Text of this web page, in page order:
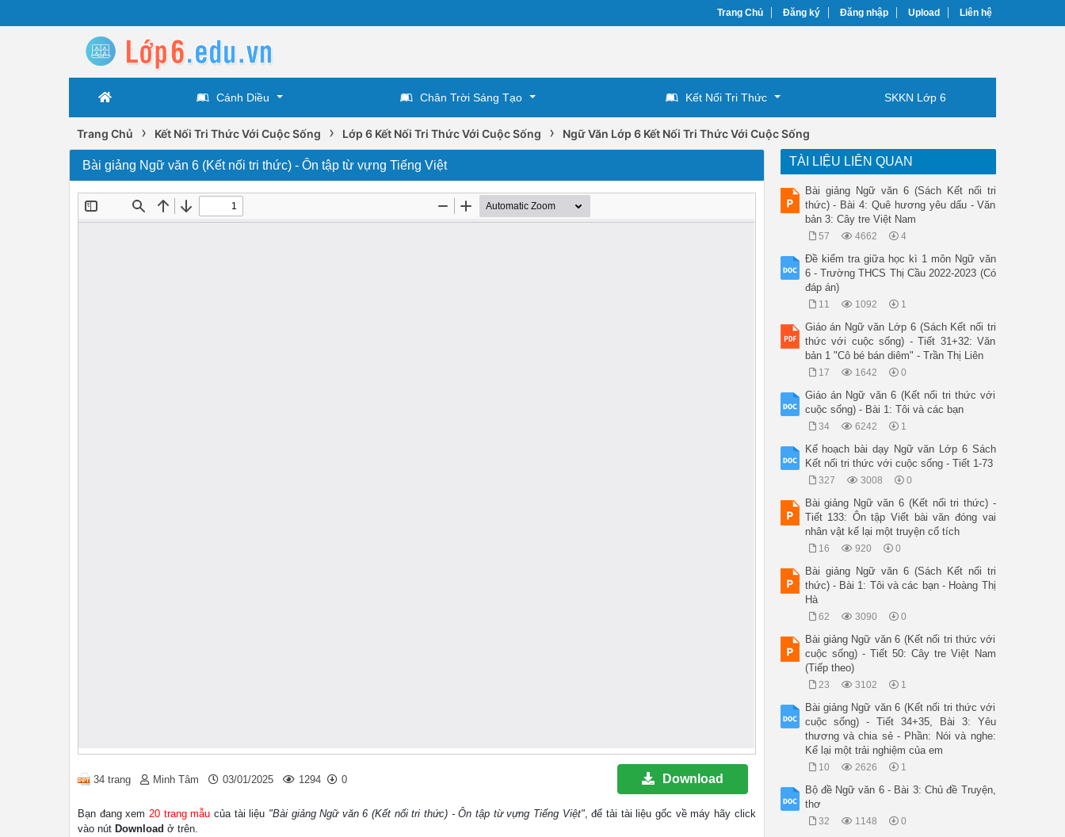
Trang Chủ Đăng ký Đăng nhập Upload Liên hệ
Cánh Diều Chân Trời Sáng Tạo Kết Nối Tri Thức SKKN Lớp 6
Trang Chủ › Kết Nối Tri Thức Với Cuộc Sống › Lớp 6 Kết Nối Tri Thức Với Cuộc Sống › Ngữ Văn Lớp 6 Kết Nối Tri Thức Với Cuộc Sống
Bài giảng Ngữ văn 6 (Kết nối tri thức) - Ôn tập từ vựng Tiếng Việt
34 trang Minh Tâm 03/01/2025 1294 0 Download
Bạn đang xem 20 trang mẫu của tài liệu "Bài giảng Ngữ văn 6 (Kết nối tri thức) - Ôn tập từ vựng Tiếng Việt", để tải tài liệu gốc về máy hãy click
vào nút Download ở trên.
TÀI LIỆU LIÊN QUAN
Bài giảng Ngữ văn 6 (Sách Kết nối tri
thức) - Bài 4: Quê hương yêu dấu - Văn
bản 3: Cây tre Việt Nam
57 4662 4
Đề kiểm tra giữa học kì 1 môn Ngữ văn
6 - Trường THCS Thị Cầu 2022-2023 (Có
đáp án)
11 1092 1
Giáo án Ngữ văn Lớp 6 (Sách Kết nối tri
thức với cuộc sống) - Tiết 31+32: Văn
bản 1 "Cô bé bán diêm" - Trần Thị Liên
17 1642 0
Giáo án Ngữ văn 6 (Kết nối tri thức với
cuộc sống) - Bài 1: Tôi và các bạn
34 6242 1
Kế hoạch bài dạy Ngữ văn Lớp 6 Sách
Kết nối tri thức với cuộc sống - Tiết 1-73
327 3008 0
Bài giảng Ngữ văn 6 (Kết nối tri thức) -
Tiết 133: Ôn tập Viết bài văn đóng vai
nhân vật kể lại một truyện cổ tích
16 920 0
Bài giảng Ngữ văn 6 (Sách Kết nối tri
thức) - Bài 1: Tôi và các bạn - Hoàng Thị
Hà
62 3090 0
Bài giảng Ngữ văn 6 (Kết nối tri thức với
cuộc sống) - Tiết 50: Cây tre Việt Nam
(Tiếp theo)
23 3102 1
Bài giảng Ngữ văn 6 (Kết nối tri thức với
cuộc sống) - Tiết 34+35, Bài 3: Yêu
thương và chia sẻ - Phần: Nói và nghe:
Kể lại một trải nghiệm của em
10 2626 1
Bộ đề Ngữ văn 6 - Bài 3: Chủ đề Truyện,
thơ
32 1148 0